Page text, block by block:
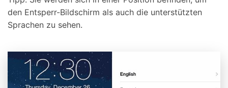
den Entsperr-Bildschirm als auch die unterstützten
Sprachen zu sehen.